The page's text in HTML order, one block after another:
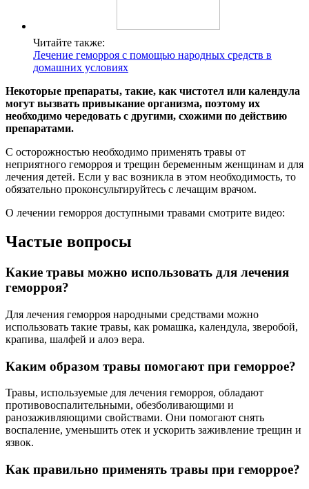
Читайте также:
Лечение геморроя с помощью народных средств в
домашних условиях
Некоторые препараты, такие, как чистотел или календула
могут вызвать привыкание организма, поэтому их
необходимо чередовать с другими, схожими по действию
препаратами.
С осторожностью необходимо применять травы от
неприятного геморроя и трещин беременным женщинам и для
лечения детей. Если у вас возникла в этом необходимость, то
обязательно проконсультируйтесь с лечащим врачом.
О лечении геморроя доступными травами смотрите видео:
Частые вопросы
Какие травы можно использовать для лечения
геморроя?
Для лечения геморроя народными средствами можно
использовать такие травы, как ромашка, календула, зверобой,
крапива, шалфей и алоэ вера.
Каким образом травы помогают при геморрое?
Травы, используемые для лечения геморроя, обладают
противовоспалительными, обезболивающими и
ранозаживляющими свойствами. Они помогают снять
воспаление, уменьшить отек и ускорить заживление трещин и
язвок.
Как правильно применять травы при геморрое?